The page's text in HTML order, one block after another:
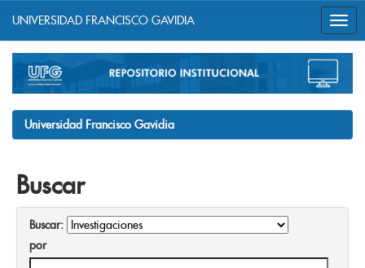
navigation
UNIVERSIDAD FRANCISCO GAVIDIA
Universidad Francisco Gavidia
Buscar
Buscar:
por